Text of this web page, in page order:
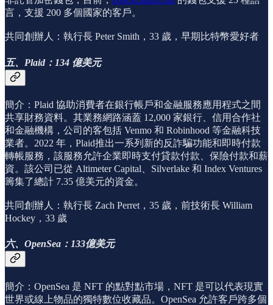
言，支援 200 多個國家的客戶。
共同創辦人：執行長 Peter Smith，33 歲，早期比特幣愛好者
五、Plaid：134 億美元
簡介：Plaid 協助消費者在銀行帳戶和金融服務應用程式之間
共享財務資料。其業務網路涵蓋 12,000 家銀行、信用合作社
和金融機構，公司的客包括 Venmo 和 Robinhood 等金融科技
業者。2022 年，Plaid推出一系列新的反詐騙功能和即時付款
轉帳服務，該服務允許企業即時支付貸款付款、保險付款和薪
資。該公司已從 Altimeter Capital、Silverlake 和 Index Ventures
籌集了總計 7.35 億美元的資金。
共同創辦人：執行長 Zach Perret，35 歲，前技術長 William
Hockey，33 歲
六、OpenSea：133億美元
簡介：OpenSea 是 NFT 的點對點市場，NFT 是可以代表現實
世界或線上物品的獨特數位收藏品。OpenSea 允許客戶跨多個